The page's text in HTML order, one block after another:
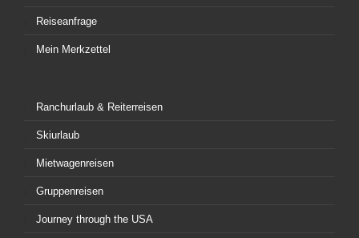
Reiseanfrage
Mein Merkzettel
Ranchurlaub & Reiterreisen
Skiurlaub
Mietwagenreisen
Gruppenreisen
Journey through the USA